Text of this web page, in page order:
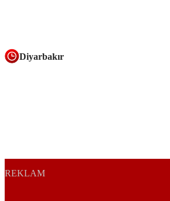
Diyarbakır
REKLAM